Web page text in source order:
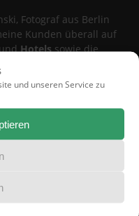
und unseren Service zu
Fotograf aus Berlin
Kunden überall auf
Hotelssowie die
darüber hinaus
.